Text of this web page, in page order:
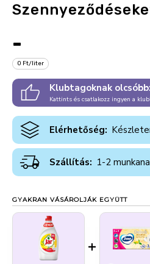
-
0 Ft/liter
Klubtagoknak olcsóbb:
Kattints és csatlakozz ingyen a
Elérhetőség:
Szállítás: 1-2
GYAKRAN VÁSÁROLJÁK EGYÜTT
+